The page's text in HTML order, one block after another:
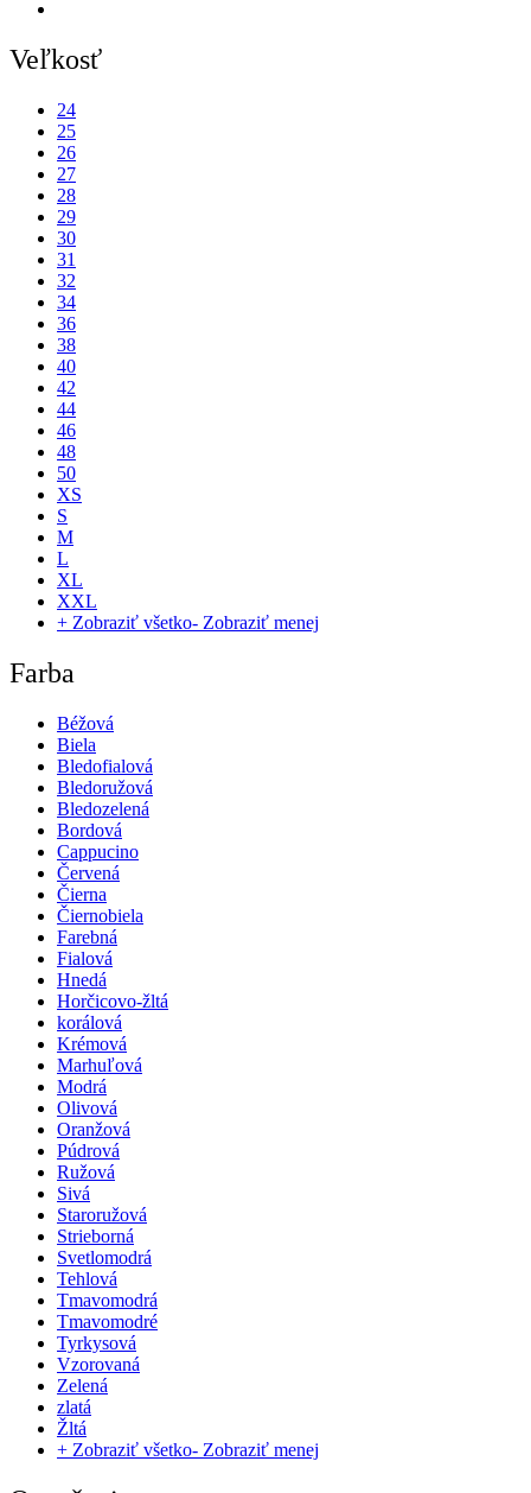
Veľkosť
24
25
26
27
28
29
30
31
32
34
36
38
40
42
44
46
48
50
XS
S
M
L
XL
XXL
+ Zobraziť všetko- Zobraziť menej
Farba
Béžová
Biela
Bledofialová
Bledoružová
Bledozelená
Bordová
Cappucino
Červená
Čierna
Čiernobiela
Farebná
Fialová
Hnedá
Horčicovo-žltá
korálová
Krémová
Marhuľová
Modrá
Olivová
Oranžová
Púdrová
Ružová
Sivá
Staroružová
Strieborná
Svetlomodrá
Tehlová
Tmavomodrá
Tmavomodré
Tyrkysová
Vzorovaná
Zelená
zlatá
Žltá
+ Zobraziť všetko- Zobraziť menej